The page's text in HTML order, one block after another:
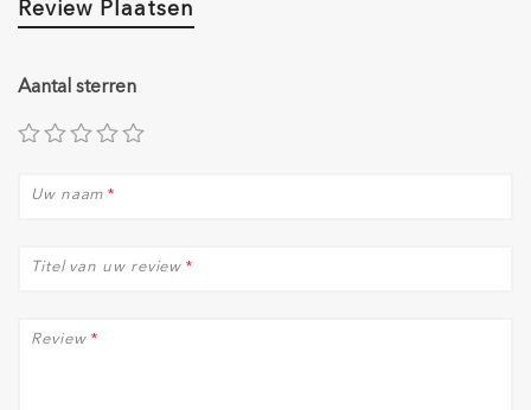
Review Plaatsen
Aantal sterren
*
Uw naam
*
Titel van uw review
*
Review